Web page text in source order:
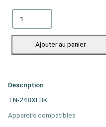
Ajouter au panier
Description
TN-248XLBK
Appareils compatibles